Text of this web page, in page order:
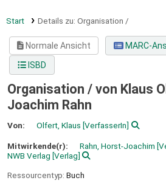
Start Details zu: Organisation /
Normale Ansicht
MARC-
ISBD
Organisation / von Klaus
Joachim Rahn
Von: Olfert, Klaus [VerfasserIn]
Mitwirkende(r): Rahn, Horst-Joachim
NWB Verlag [Verlag]
Ressourcentyp: Buch